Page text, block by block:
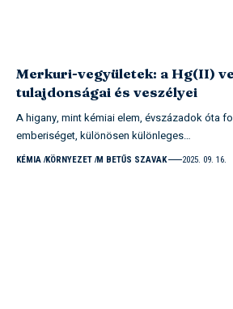
Merkuri-vegyületek: a Hg(II)
tulajdonságai és veszélyei
A higany, mint kémiai elem, évszázadok óta
emberiséget, különösen különleges…
KÉMIA KÖRNYEZET M BETŰS SZAVAK 2025. 09. 16.